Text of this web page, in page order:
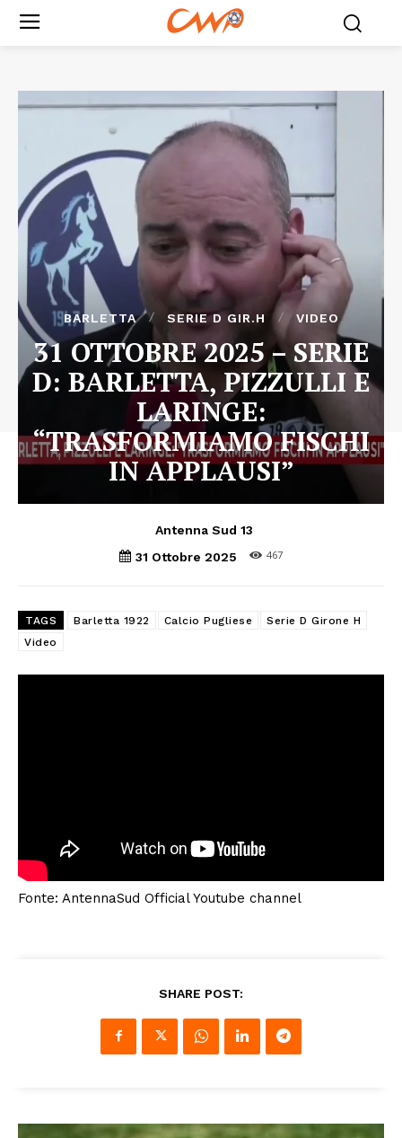
BARLETTA SERIE D GIR.H VIDEO
31 OTTOBRE 2025 – SERIE
D: BARLETTA, PIZZULLI E
LARINGE:
“TRASFORMIAMO FISCHI
IN APPLAUSI”
Antenna Sud 13
31 Ottobre 2025
467
TAGS Barletta 1922 Calcio Pugliese
Serie D Girone H
Video
Fonte: AntennaSud Official Youtube channel
SHARE POST: